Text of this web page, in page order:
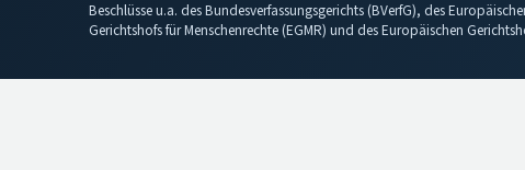
Beschlüsse u.a. des Bundesverfassungsgerichts (BVerfG), des
Gerichtshofs für Menschenrechte (EGMR) und des Europäischen